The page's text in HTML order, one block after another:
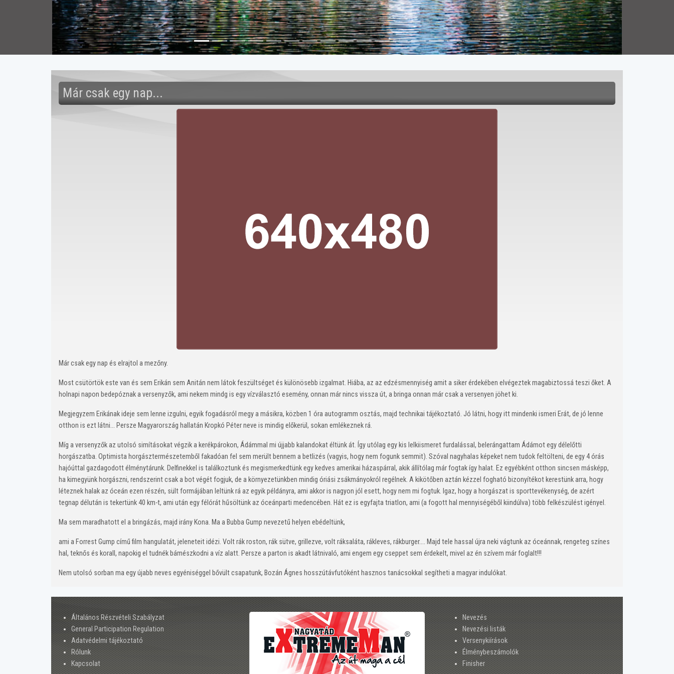
Már csak egy nap...
Már csak egy nap és elrajtol a mezőny.
Most csütörtök este van és sem Erikán sem Anitán nem látok feszültséget és különösebb izgalmat. Hiába, az az edzésmennyiség amit a siker érdekében elvégeztek magabiztossá teszi őket. A
holnapi napon bedepóznak a versenyzők, ami nekem mindg is egy vízválasztó esemény, onnan már nincs vissza út, a bringa onnan már csak a versenyen jöhet ki.
Megjegyzem Erikának ideje sem lenne izgulni, egyik fogadásról megy a másikra, közben 1 óra autogramm osztás, majd technikai tájékoztató. Jó látni, hogy itt mindenki ismeri Erát, de jó lenne
otthon is ezt látni... Persze Magyarország hallatán Kropkó Péter neve is mindig előkerül, sokan emlékeznek rá.
Míg a versenyzők az utolsó simításokat végzik a kerékpárokon, Ádámmal mi újjabb kalandokat éltünk át. Így utólag egy kis lelkiismeret furdalással, belerángattam Ádámot egy délelőtti
horgászatba. Optimista horgásztermészetemből fakadóan fel sem merült bennem a betlizés (vagyis, hogy nem fogunk semmit). Szóval nagyhalas képeket nem tudok feltölteni, de egy 4 órás
hajóúttal gazdagodott élménytárunk. Delfinekkel is találkoztunk és megismerkedtünk egy kedves amerikai házaspárral, akik állítólag már fogtak így halat. Ez egyébként otthon sincsen másképp,
ha kimegyünk horgászni, rendszerint csak a bot végét fogjuk, de a környezetünkben mindig óriási zsákmányokról regélnek. A kikötőben aztán kézzel fogható bizonyítékot kerestünk arra, hogy
léteznek halak az óceán ezen részén, sült formájában leltünk rá az egyik példányra, ami akkor is nagyon jól esett, hogy nem mi fogtuk. Igaz, hogy a horgászat is sporttevékenység, de azért
tegnap délután is tekertünk 40 km-t, ami után egy félórát hűsöltünk az óceánparti medencében. Hát ez is egyfajta triatlon, ami (a fogott hal mennyiségéből kiindúlva) több felkészülést igényel.
Ma sem maradhatott el a bringázás, majd irány Kona. Ma a Bubba Gump nevezetű helyen ebédeltünk,
ami a Forrest Gump című film hangulatát, jeleneteit idézi. Volt rák roston, rák sütve, grillezve, volt ráksaláta, rákleves, rákburger.... Majd tele hassal újra neki vágtunk az óceánnak, rengeteg színes
hal, teknős és korall, napokig el tudnék bámészkodni a víz alatt. Persze a parton is akadt látnivaló, ami engem egy cseppet sem érdekelt, mivel az én szívem már foglalt!!!
Nem utolsó sorban ma egy újabb neves egyéniséggel bővült csapatunk, Bozán Ágnes hosszútávfutóként hasznos tanácsokkal segítheti a magyar indulókat.
Általános Részvételi Szabályzat
General Participation Regulation
Adatvédelmi tájékoztató
Rólunk
Kapcsolat
Nevezés
Nevezési listák
Versenykiírások
Élménybeszámolók
Finisher